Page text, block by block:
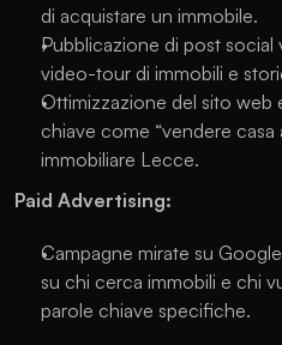
di acquistare un immobile.
Pubblicazione di post
video-tour di immobili e
Ottimizzazione del sito web
chiave come “vendere casa
immobiliare Lecce.
Paid Advertising:
Campagne mirate su
su chi cerca immobili e chi
parole chiave specifiche.